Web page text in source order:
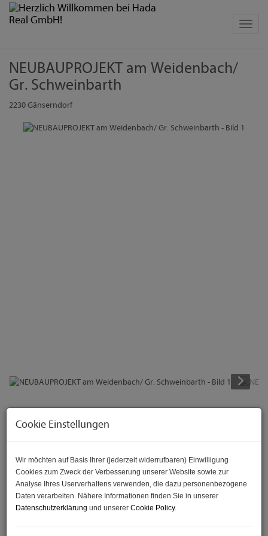
NEUBAUPROJEKT am Weidenbach/
Gr. Schweinbarth
2230 Gänserndorf
Lebensqualität im eigenen Einfamilienhaus - mit guter
Wer die Nähe zur Großstadt möchte, aber trotzdem
Ruhe und Abstand zum hektischen Alltag sucht, ist
hier genau richtig!
Cookie Einstellungen
Wir möchten auf Basis Ihrer (jederzeit widerrufbaren) Einwilligung
Cookies zum Zweck der Verbesserung unserer Website sowie zur
Analyse Ihres Userverhaltens verwenden, die dazu personenbezogene
Daten verarbeiten. Nähere Informationen finden Sie in unserer
Datenschutzerklärung und unserer Cookie Policy.